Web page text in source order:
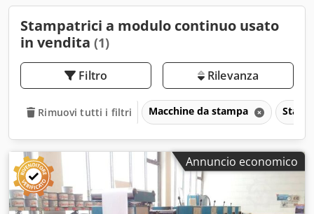
Stampatrici a modulo continuo usato
in vendita (1)
Filtro Rilevanza
Rimuovi tutti i filtri Macchine da stampa
Annuncio economico